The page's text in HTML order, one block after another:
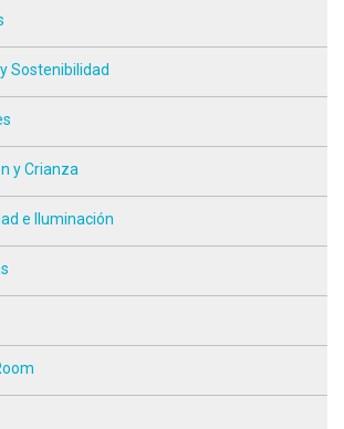
Sostenibilidad
y Crianza
e Iluminación